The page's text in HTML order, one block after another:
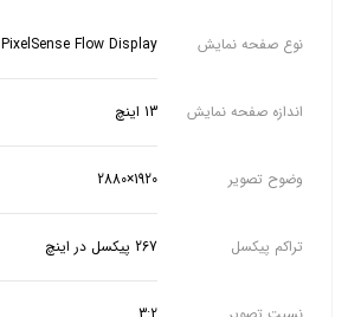
نوع صفحه نمایش PixelSense Flow Display
اندازه صفحه نمایش 13 اینچ
وضوح تصویر 1920×2880
تراکم پیکسل 267 پیکسل در اینچ